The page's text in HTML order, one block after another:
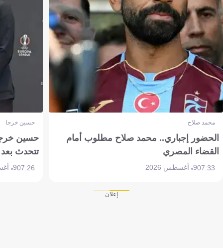
محمد صلاح
الحضور إجباري.. محمد صلاح مطلوب أمام
القضاء المصري
07:339 أغسطس 2026
حسين خرجا
حسين
تتحدث
07:269 أغسطس 2026
إعلان